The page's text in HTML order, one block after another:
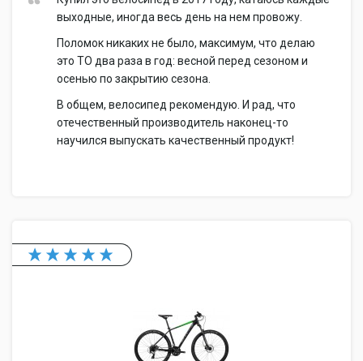
выходные, иногда весь день на нем провожу.
Поломок никаких не было, максимум, что делаю
это ТО два раза в год: весной перед сезоном и
осенью по закрытию сезона.
В общем, велосипед рекомендую. И рад, что
отечественный производитель наконец-то
научился выпускать качественный продукт!